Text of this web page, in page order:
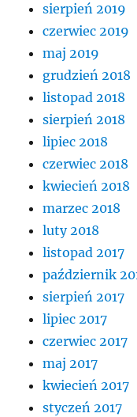
sierpień 2019
czerwiec 2019
maj 2019
grudzień 2018
listopad 2018
sierpień 2018
lipiec 2018
czerwiec 2018
kwiecień 2018
marzec 2018
luty 2018
listopad 2017
październik
sierpień 2017
lipiec 2017
czerwiec 2017
maj 2017
kwiecień 2017
styczeń 2017